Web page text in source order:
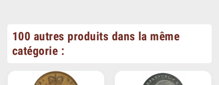
100 autres produits dans la même
catégorie :